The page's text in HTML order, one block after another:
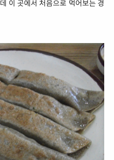
이 곳에서 처음으로 먹어보는 경